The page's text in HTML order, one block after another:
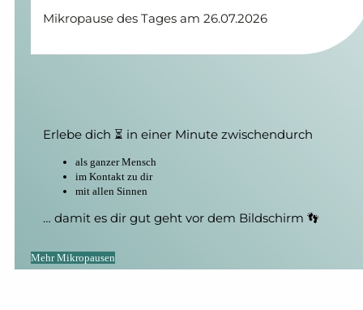
Mikropause des Tages am 26.07.2026
Erlebe dich ⏳ in einer Minute zwischendurch
als ganzer Mensch
im Kontakt zu dir
mit allen Sinnen
… damit es dir gut geht vor dem Bildschirm 👣
Mehr Mikropausen